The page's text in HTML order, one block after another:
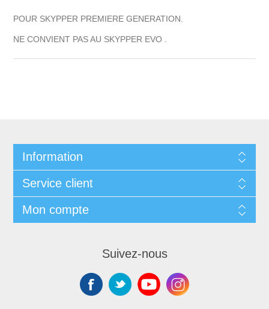
POUR SKYPPER PREMIERE GENERATION.
NE CONVIENT PAS AU SKYPPER EVO .
Information
Service client
Mon compte
Suivez-nous